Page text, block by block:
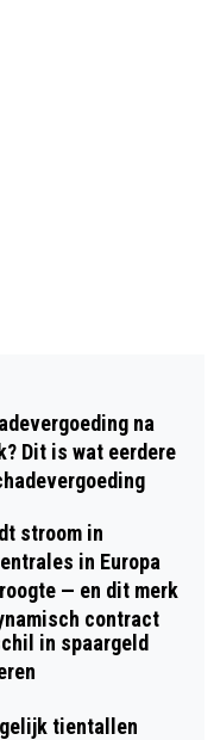
na
Dit is wat eerdere
stroom in
in Europa
— en dit merk
contract
in spaargeld
tientallen